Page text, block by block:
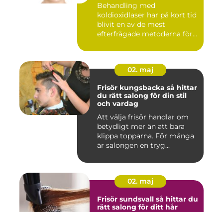
Behandling med
koldioxidlaser har på kort tid
blivit en av de mest
efterfrågade metoderna för
02. maj
Frisör kungsbacka så hittar
du rätt salong för din stil
och vardag
Att välja frisör handlar om
betydligt mer än att bara
klippa topparna. För många
är salongen en tryg...
02. maj
Frisör sundsvall så hittar du
rätt salong för ditt hår